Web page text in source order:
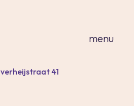
menu
sluiten
verheijstraat 41